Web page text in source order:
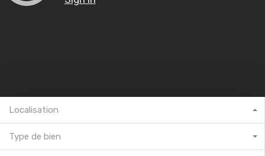
Localisation
Type de bien